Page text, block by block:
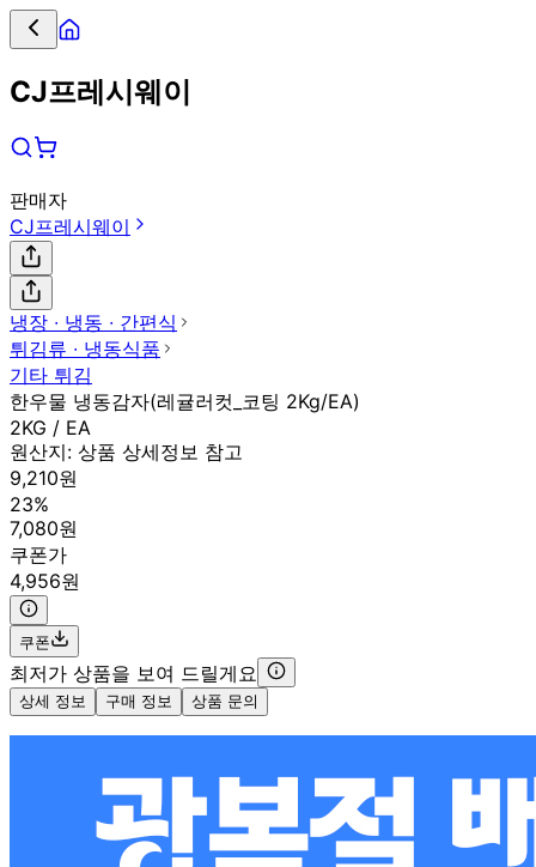
CJ프레시웨이
판매자
CJ프레시웨이
냉장 ∙ 냉동 ∙ 간편식
튀김류 ∙ 냉동식품
기타 튀김
한우물 냉동감자(레귤러컷_코팅 2Kg/EA)
2KG / EA
원산지: 상품 상세정보 참고
9,210원
23%
7,080원
쿠폰가
4,956원
쿠폰
최저가 상품을 보여 드릴게요
상세 정보 구매 정보 상품 문의